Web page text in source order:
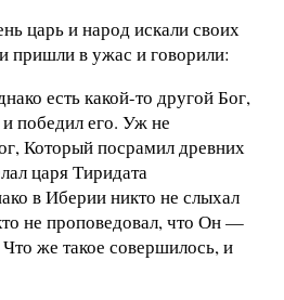
царь и народ искали своих
пришли в ужас и говорили:
есть какой-то другой Бог,
победил его. Уж не
Который посрамил древних
царя Тиридата
в Иберии никто не слыхал
не проповедовал, что Он —
же такое совершилось, и